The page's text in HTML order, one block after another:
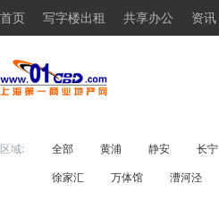
首页 写字楼出租 共享办公 资讯
区域: 全部 黄浦 静安 长宁
徐家汇
万体馆 漕河泾